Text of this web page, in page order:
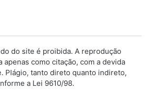
do site é proibida. A reprodução
apenas como citação, com a devida
Plágio, tanto direto quanto indireto,
a Lei 9610/98.